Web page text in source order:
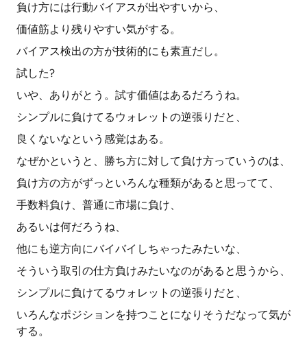
負け方には行動バイアスが出やすいから、
価値筋より残りやすい気がする。
バイアス検出の方が技術的にも素直だし。
試した?
いや、ありがとう。試す価値はあるだろうね。
シンプルに負けてるウォレットの逆張りだと、
良くないなという感覚はある。
なぜかというと、勝ち方に対して負け方っていうのは、
負け方の方がずっといろんな種類があると思ってて、
手数料負け、普通に市場に負け、
あるいは何だろうね、
他にも逆方向にバイバイしちゃったみたいな、
そういう取引の仕方負けみたいなのがあると思うから、
シンプルに負けてるウォレットの逆張りだと、
いろんなポジションを持つことになりそうだなって気が
する。